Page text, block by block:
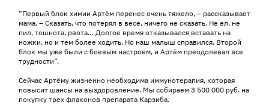
“Первый блок химии Артём перенес очень тяжело, – рассказывает
мама. – Сказать, что потерял в весе, ничего не сказать. Не ел, не
пил, тошнота, рвота… Долгое время отказывался вставать на
ножки, но и тем более ходить. Но наш малыш справился. Второй
блок мы уже были с боевым настроем, и Артём преодолевал все
трудности”.
Сейчас Артёму жизненно необходима иммунотерапия, которая
повысит шансы на выздоровление. Мы собираем 3 500 000 руб. на
покупку трех флаконов препарата Карзиба.